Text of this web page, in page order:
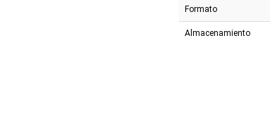
Formato
Almacenamiento